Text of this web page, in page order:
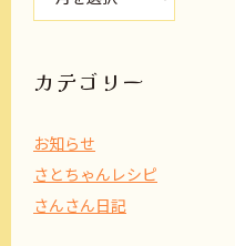
ブ
カテゴリー
お知らせ
さとちゃんレシピ
さんさん日記